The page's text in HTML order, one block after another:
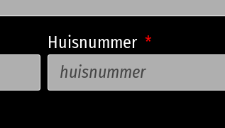
Huisnummer